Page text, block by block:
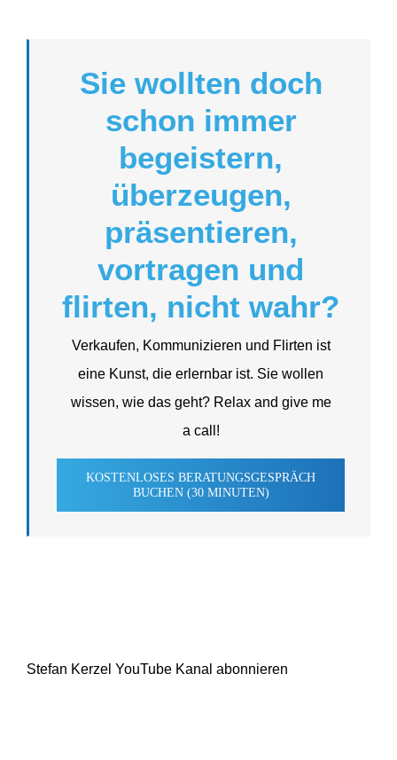
Sie wollten doch
schon immer
begeistern,
überzeugen,
präsen­tieren,
vortragen und
flirten, nicht wahr?
Verkaufen, Kommu­ni­zieren und Flirten ist
eine Kunst, die erlernbar ist. Sie wollen
wissen, wie das geht? Relax and give me
a call!
KOSTEN­LOSES BERATUNGS­GE­SPRÄCH
BUCHEN (30 MINUTEN)
Stefan Kerzel YouTube Kanal abonnieren